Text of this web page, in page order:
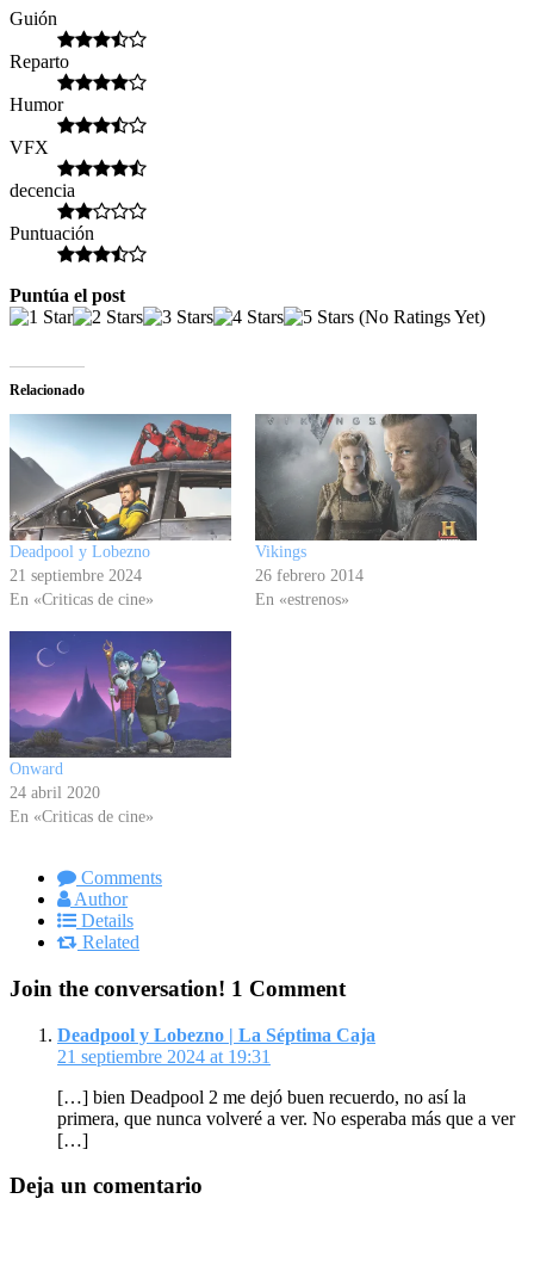
Guión
Reparto
Humor
VFX
decencia
Puntuación
Puntúa el post
(No Ratings Yet)
Relacionado
Deadpool y Lobezno
21 septiembre 2024
En «Criticas de cine»
Vikings
26 febrero 2014
En «estrenos»
Onward
24 abril 2020
En «Criticas de cine»
Comments
Author
Details
Related
Join the conversation! 1 Comment
Deadpool y Lobezno | La Séptima Caja
21 septiembre 2024 at 19:31
[…] bien Deadpool 2 me dejó buen recuerdo, no así la
primera, que nunca volveré a ver. No esperaba más que a ver
[…]
Deja un comentario